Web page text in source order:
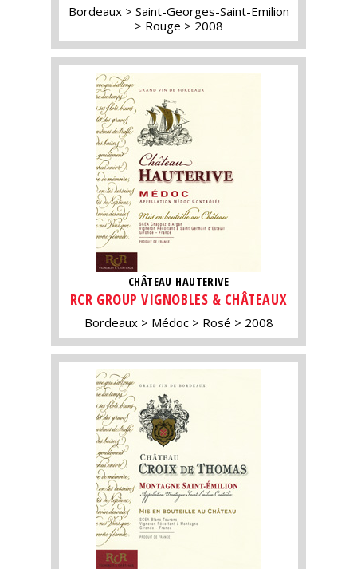
Bordeaux
Saint-Georges-Saint-Emilion
Rouge
2008
CHÂTEAU HAUTERIVE
RCR GROUP VIGNOBLES & CHÂTEAUX
Bordeaux Médoc Rosé 2008